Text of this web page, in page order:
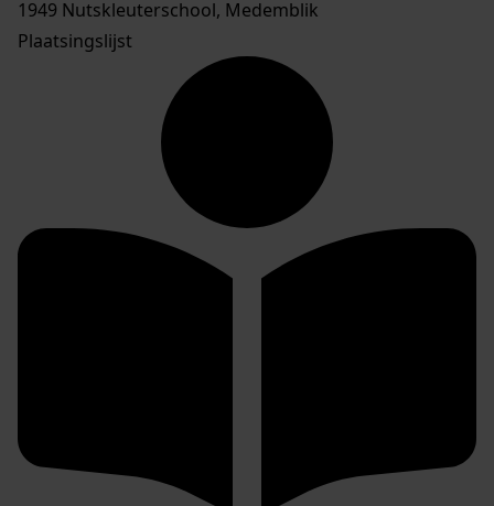
1949 Nutskleuterschool, Medemblik
Plaatsingslijst